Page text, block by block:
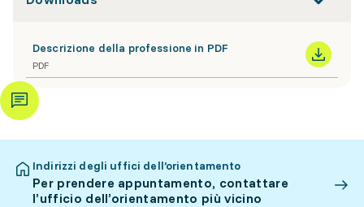
Descrizione della professione in PDF
PDF
Indirizzi degli uffici dell’orientamento
Per prendere appuntamento, contattare
l’ufficio dell’orientamento più vicino